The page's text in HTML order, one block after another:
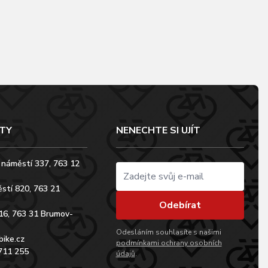
337, 763 12
820, 763 21
763 31 Brumov-
255
NENECHTE SI UJÍT
Odebírat
Odesláním souhlasíte s našimi
podmínkami ochrany osobních
údajů.